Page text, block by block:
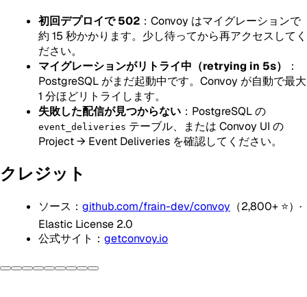
初回デプロイで 502 ：Convoy はマイグレーションで
約 15 秒かかります。少し待ってから再アクセスしてく
ださい。
マイグレーションがリトライ中（retrying in 5s）
：
PostgreSQL がまだ起動中です。Convoy が自動で最大
1 分ほどリトライします。
失敗した配信が見つからない ：PostgreSQL の
event_deliveries テーブル、または Convoy UI の
Project → Event Deliveries を確認してください。
クレジット
ソース： github.com/frain-dev/convoy （2,800+ ⭐）·
Elastic License 2.0
公式サイト： getconvoy.io